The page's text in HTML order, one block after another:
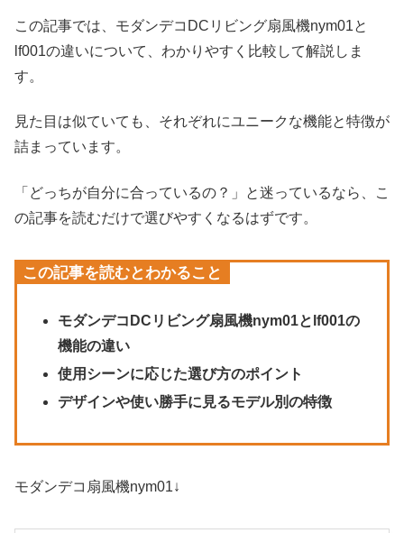
この記事では、モダンデコDCリビング扇風機nym01と
lf001の違いについて、わかりやすく比較して解説しま
す。
見た目は似ていても、それぞれにユニークな機能と特徴が
詰まっています。
「どっちが自分に合っているの？」と迷っているなら、こ
の記事を読むだけで選びやすくなるはずです。
この記事を読むとわかること
モダンデコDCリビング扇風機nym01とlf001の
機能の違い
使用シーンに応じた選び方のポイント
デザインや使い勝手に見るモデル別の特徴
モダンデコ扇風機nym01↓